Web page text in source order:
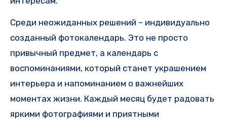
Среди неожиданных решений – индивидуально
созданный фотокалендарь. Это не просто
привычный предмет, а календарь с
воспоминаниями, который станет украшением
интерьера и напоминанием о важнейших
моментах жизни. Каждый месяц будет радовать
яркими фотографиями и приятными